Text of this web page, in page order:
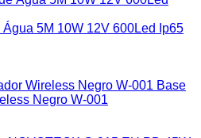
5M 10W 12V 600Led Ip65
Base
Negro W-001